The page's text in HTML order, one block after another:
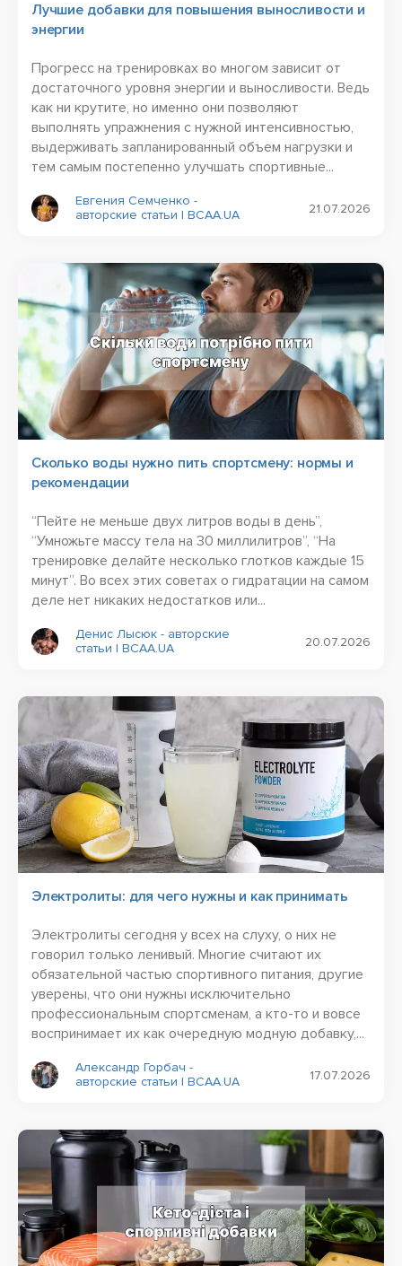
Лучшие добавки для повышения выносливости и
энергии
Прогресс на тренировках во многом зависит от
достаточного уровня энергии и выносливости. Ведь
как ни крутите, но именно они позволяют
выполнять упражнения с нужной интенсивностью,
выдерживать запланированный объем нагрузки и
тем самым постепенно улучшать спортивные...
Евгения Семченко -
авторские статьи | BCAA.UA
21.07.2026
Сколько воды нужно пить спортсмену: нормы и
рекомендации
“Пейте не меньше двух литров воды в день”,
“Умножьте массу тела на 30 миллилитров”, “На
тренировке делайте несколько глотков каждые 15
минут”. Во всех этих советах о гидратации на самом
деле нет никаких недостатков или...
Денис Лысюк - авторские
статьи | BCAA.UA
20.07.2026
Электролиты: для чего нужны и как принимать
Электролиты сегодня у всех на слуху, о них не
говорил только ленивый. Многие считают их
обязательной частью спортивного питания, другие
уверены, что они нужны исключительно
профессиональным спортсменам, а кто-то и вовсе
воспринимает их как очередную модную добавку,...
Александр Горбач -
авторские статьи | BCAA.UA
17.07.2026